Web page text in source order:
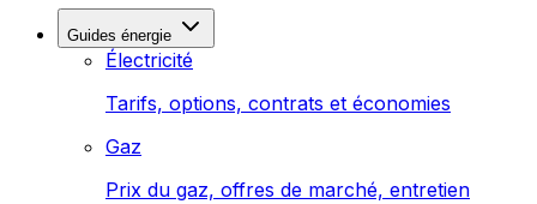
Guides énergie
Électricité
Tarifs, options, contrats et économies
Gaz
Prix du gaz, offres de marché, entretien